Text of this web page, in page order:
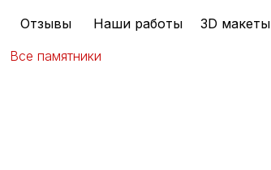
Отзывы Наши работы 3D макеты
Все памятники